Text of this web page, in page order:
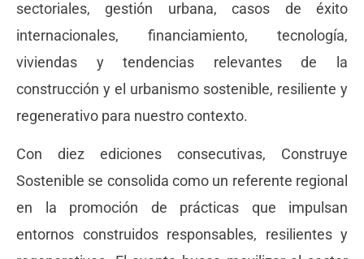
sectoriales, gestión urbana, casos de éxito
internacionales, financiamiento, tecnología,
viviendas y tendencias relevantes de la
construcción y el urbanismo sostenible, resiliente y
regenerativo para nuestro contexto.
Con diez ediciones consecutivas, Construye
Sostenible se consolida como un referente regional
en la promoción de prácticas que impulsan
entornos construidos responsables, resilientes y